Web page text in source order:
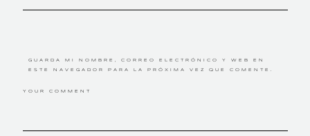
GUARDA MI NOMBRE, CORREO ELECTRÓNICO Y WEB EN
ESTE NAVEGADOR PARA LA PRÓXIMA VEZ QUE COMENTE.
YOUR COMMENT